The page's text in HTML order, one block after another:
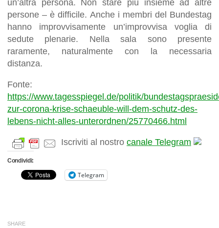
un’altra persona. Non stare più insieme ad altre
persone – è difficile. Anche i membri del Bundestag
hanno improvvisamente un’improvvisa voglia di
sedute plenarie. Nella sala sono presente
raramente, naturalmente con la necessaria
distanza.
Fonte:
https://www.tagesspiegel.de/politik/
zur-corona-krise-schaeuble-will-dem-schutz-des-
lebens-nicht-alles-unterordnen/25770466.html
Iscriviti al nostro canale Telegram
Condividi:
Telegram
SHARE